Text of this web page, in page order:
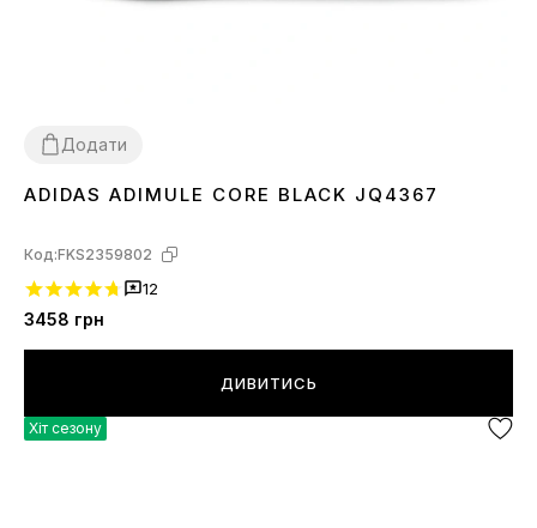
Додати
43 45
ADIDAS ADIMULE CORE BLACK JQ4367
Код:FKS2359802
12
3458 грн
ДИВИТИСЬ
Хіт сезону